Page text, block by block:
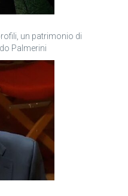
un patrimonio di
Palmerini